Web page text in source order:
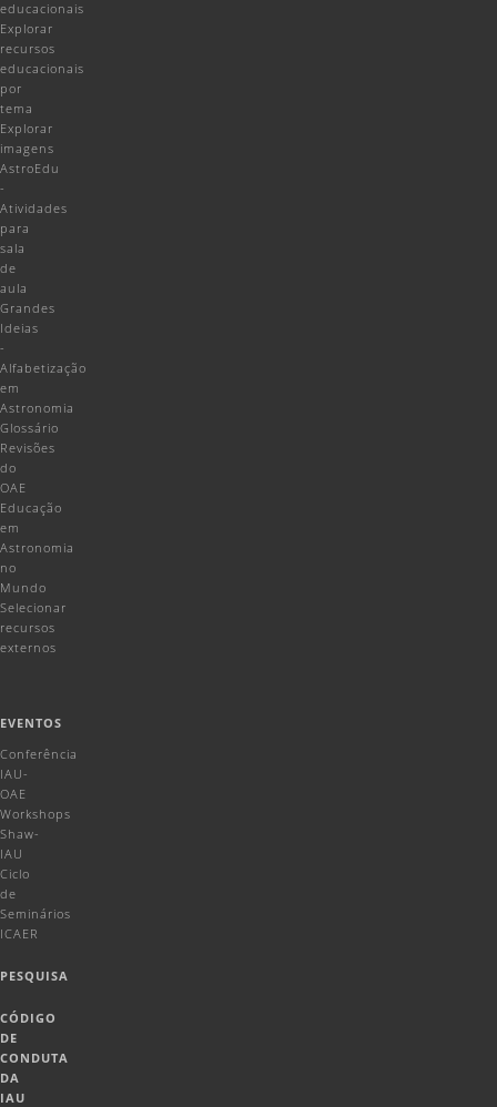
educacionais
Explorar
recursos
educacionais
por
tema
Explorar
imagens
AstroEdu
-
Atividades
para
sala
de
aula
Grandes
Ideias
-
Alfabetização
em
Astronomia
Glossário
Revisões
do
OAE
Educação
em
Astronomia
no
Mundo
Selecionar
recursos
externos
EVENTOS
Conferência
IAU-
OAE
Workshops
Shaw-
IAU
Ciclo
de
Seminários
ICAER
PESQUISA
CÓDIGO
DE
CONDUTA
DA
IAU